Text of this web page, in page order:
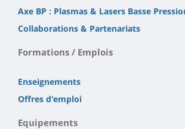
Axe BP : Plasmas & Lasers Basse
Collaborations & Partenariats
Formations / Emplois
Enseignements
Offres d'emploi
Equipements